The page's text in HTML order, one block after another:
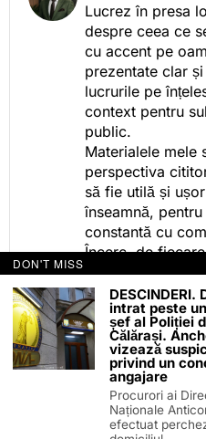
Lucrez în presa
despre ceea ce
cu accent pe
prezentate clar
lucrurile pe
context pentru
public.
Materialele mele
perspectiva
să fie utilă și
înseamnă,
constantă cu
Încerc, de
celor care
ceea ce fac.
este despre
Iar dacă oamenii
pe care le spun,
drumul bun.
DON'T MISS
DESCINDERI.
intrat peste
șef al Poliției
Călărași.
vizează
privind un
angajare
Procurori ai
Naționale
efectuat